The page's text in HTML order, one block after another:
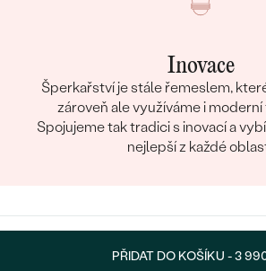
Inovace
Šperkařství je stále řemeslem,
zároveň ale využíváme i
Spojujeme tak tradici s inovací a
nejlepší z každé
PŘIDAT DO KOŠÍKU -3